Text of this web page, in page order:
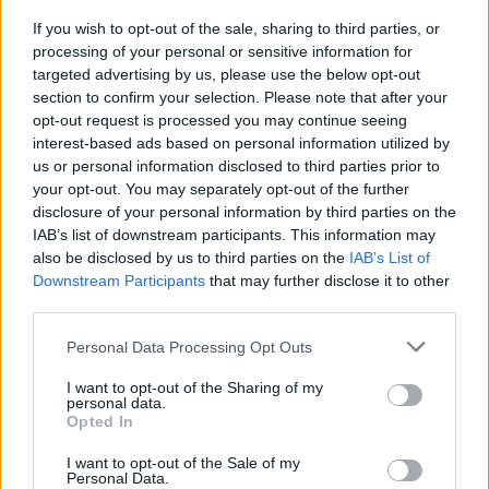
If you wish to opt-out of the sale, sharing to third parties, or
processing of your personal or sensitive information for
targeted advertising by us, please use the below opt-out
section to confirm your selection. Please note that after your
opt-out request is processed you may continue seeing
interest-based ads based on personal information utilized by
us or personal information disclosed to third parties prior to
your opt-out. You may separately opt-out of the further
disclosure of your personal information by third parties on the
IAB’s list of downstream participants. This information may
also be disclosed by us to third parties on the IAB’s List of
Downstream Participants that may further disclose it to other
Personal Data Processing Opt Outs
I want to opt-out of the Sharing of my
personal data.
Opted In
I want to opt-out of the Sale of my
Personal Data.
Αναφέρθηκε επίσης στα συμπληρωματικά έργα
δευτερευόντων δικτύων ακαθάρτων της περιοχής, ενώ
αναφορικά με το μεγάλο έργο διευθέτησης του ρέματος
Ξερέα, που είχε ξεκινήσει από το 2013, επεσήμανε «τη
μεγάλη καθυστέρηση της ολοκλήρωσης του έργου,
εξαιτίας διαφόρων ζητημάτων που ανέκυψαν
(αρχαιολογικές ανασκαφές, απαλλοτριώσεις, κ.α.).
Ωστόσο διαπιστώνουμε ότι υπάρχει η ξεκάθαρη βούληση
της σημερινής Περιφερειακής Αρχής, να το ολοκληρώσει
με συμπληρωματική χρηματοδότηση».
Περιφέρειας Αττικής, καθότι παρατηρούνται χρόνιες
πόλεως νοτίου τομέα, όπως επίσης και σε θέματα
αθλητικών υποδομών.